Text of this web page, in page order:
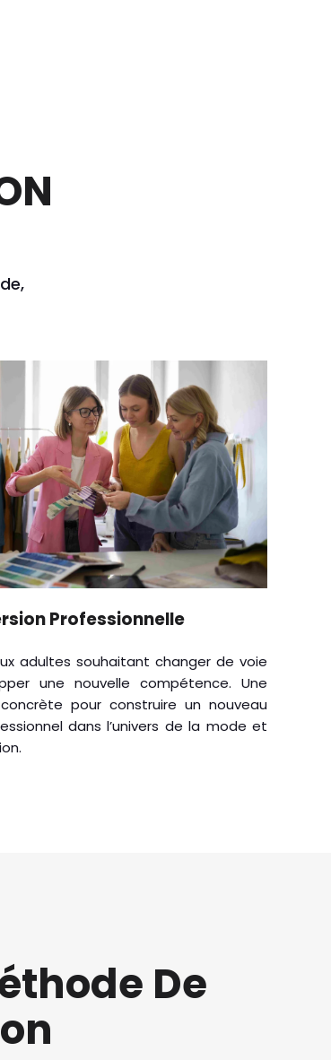
Professionnelle
adultes souhaitant changer de voie
une nouvelle compétence. Une
pour construire un nouveau
dans l’univers de la mode et
De